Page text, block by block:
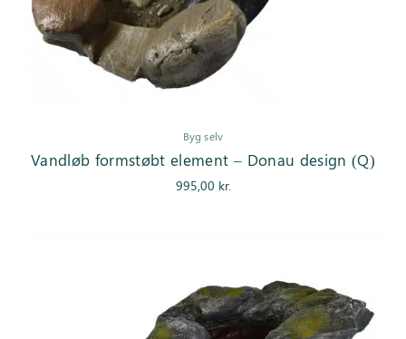
Byg selv
Vandløb formstøbt element – Donau design (Q)
995,00 kr.